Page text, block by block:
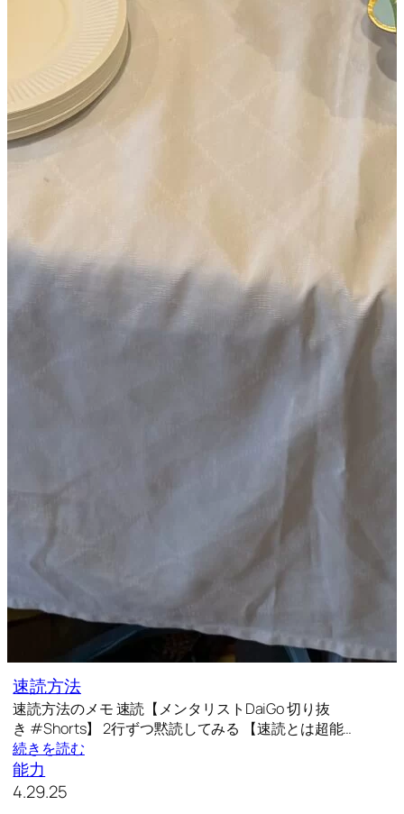
速読方法
速読方法のメモ 速読【メンタリストDaiGo 切り抜
き #Shorts】 2行ずつ黙読してみる 【速読とは超能…
続きを読む
能力
4.29.25